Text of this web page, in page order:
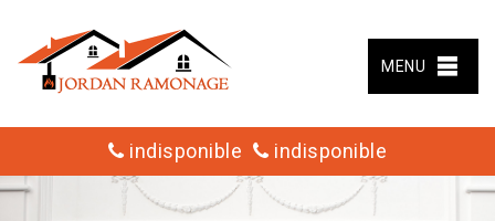
MENU
indisponible indisponible